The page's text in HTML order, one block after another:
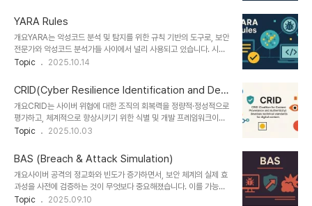
니다.1. 개념 및 정의 항목 설명 비고 정의MITRE ATT&CK 기반의
자동화된 레드팀 프레임워크오픈소스 플랫폼목적조직 보안 체계에 대
한 실전형 평가 수행공격 체계 재현필요성수동 레드팀 비용 및 시간 부
담 해결지속적 시뮬레이션 가능보안 성숙도 평가와 전술/기술 단위의
가시화 도구로 활용됩니다.2. 특징특징설명비교자동화공격 체계 실행
듈화다양한 플러그인 및 ..
YARA Rules
개요YARA는 악성코드 분석 및 탐지를 위한 규칙 기반의 도구로, 보안
전문가와 악성코드 분석가들 사이에서 널리 사용되고 있습니다. 시그
니처 기반 탐지 방식과 유사하지만, 더 유연하고 고도화된 방식으로 악
다.1. 개념 및 정의 항목 설명 비고 정의YARA는 'Yet Another
Recursive Acronym'의 약자로, 악성코드 탐지를 위한 규칙 기반
언어오픈소스 도구목적악성코드 패밀리 식별, 샘플 분류, 분석 자동화
수작업 분석 보조필요성신종 및 변형 악성코드 증가에 따른 패턴 기반
탐지의 유연성 확보시그니처 한계 극복정적 분석 자동화의 핵심 도구
칙 기반사용자 정의 ..
Topic 2025.10.14
CRID(Cyber Resilience Identification and Dev
elopment)
개요CRID는 사이버 위협에 대한 조직의 회복력을 정량적·정성적으로
평가하고, 체계적으로 향상시키기 위한 식별 및 개발 프레임워크이다.
사이버 보안이 단순 방어를 넘어 위협 발생 후 빠른 복구 능력까지 요
Resilience)을 측정하고 전략적으로 강화할 수 있도록 설계되었다.1.
개념 및 정의 항목 내용 설명 정의CRID (Cyber Resilience
Identification and Development)조직의 사이버 회복력 수준을
평가하고 향상시키는 분석 프레임워크목적사이버 회복력 식별 및 강
화사이버 사고 발생 시 신속한 대응과 복구 능력 확보필요성고도화된
Topic 2025.10.03
BAS (Breach & Attack Simulation)
개요사이버 공격의 정교화와 빈도가 증가하면서, 보안 체계의 실제 효
과성을 사전에 검증하는 것이 무엇보다 중요해졌습니다. 이를 가능하
게 하는 솔루션이 바로 **BAS(Breach & Attack Simulation)**
Topic 2025.09.10